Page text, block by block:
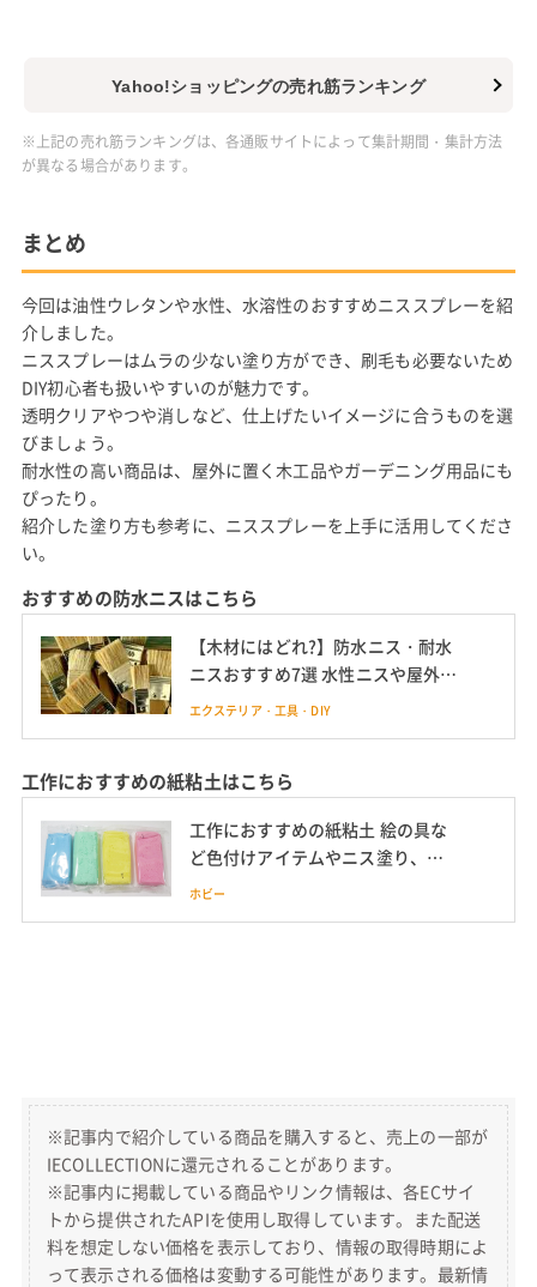
Yahoo!ショッピングの売れ筋ランキング
※上記の売れ筋ランキングは、各通販サイトによって集計期間・集計方法
が異なる場合があります。
まとめ
今回は油性ウレタンや水性、水溶性のおすすめニススプレーを紹
介しました。
ニススプレーはムラの少ない塗り方ができ、刷毛も必要ないため
DIY初心者も扱いやすいのが魅力です。
透明クリアやつや消しなど、仕上げたいイメージに合うものを選
びましょう。
耐水性の高い商品は、屋外に置く木工品やガーデニング用品にも
ぴったり。
紹介した塗り方も参考に、ニススプレーを上手に活用してくださ
い。
おすすめの防水ニスはこちら
【木材にはどれ?】防水ニス・耐水
ニスおすすめ7選 水性ニスや屋外用
も紹介
エクステリア・工具・DIY
工作におすすめの紙粘土はこちら
工作におすすめの紙粘土 絵の具な
ど色付けアイテムやニス塗り、乾
く時間も
ホビー
※記事内で紹介している商品を購入すると、売上の一部が
IECOLLECTIONに還元されることがあります。
※記事内に掲載している商品やリンク情報は、各ECサイ
トから提供されたAPIを使用し取得しています。また配送
料を想定しない価格を表示しており、情報の取得時期によ
って表示される価格は変動する可能性があります。最新情